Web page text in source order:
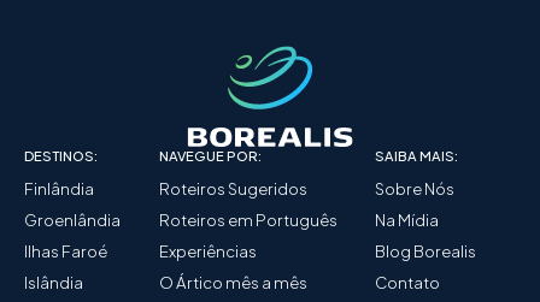
DESTINOS:
Finlândia
Groenlândia
Ilhas Faroé
Islândia
NAVEGUE POR:
Roteiros Sugeridos
Roteiros em Português
Experiências
O Ártico mês a mês
SAIBA MAIS:
Sobre Nós
Na Mídia
Blog Borealis
Contato